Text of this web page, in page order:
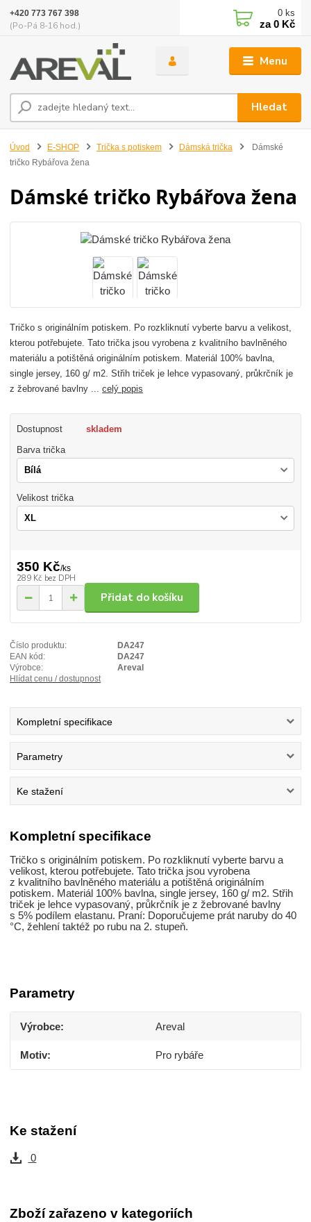
Menu
Hledat
+420 773 767 398
(Po-Pá 8-16 hod.)
0 ks
za0 Kč
Úvod E-SHOP Trička s potiskem Dámská trička
Dámské
tričko Rybářova žena
Dámské tričko Rybářova žena
Tričko s originálním potiskem. Po rozkliknutí vyberte barvu a velikost,
kterou potřebujete. Tato trička jsou vyrobena z kvalitního bavlněného
materiálu a potištěná originálním potiskem. Materiál 100% bavlna,
single jersey, 160 g/ m2. Střih triček je lehce vypasovaný, průkrčník je
z žebrované bavlny ...celý popis
Dostupnost skladem
Barva trička
Velikost trička
350 Kč/ks
289 Kč bez DPH
Přidat do košíku
Číslo produktu:
DA247
EAN kód:
DA247
Výrobce:
Areval
Hlídat cenu / dostupnost
Kompletní specifikace
Parametry
Ke stažení
Kompletní specifikace
Tričko s originálním potiskem. Po rozkliknutí vyberte barvu a
velikost, kterou potřebujete. Tato trička jsou vyrobena
z kvalitního bavlněného materiálu a potištěná originálním
potiskem. Materiál 100% bavlna, single jersey, 160 g/ m2. Střih
triček je lehce vypasovaný, průkrčník je z žebrované bavlny
s 5% podílem elastanu. Praní: Doporučujeme prát naruby do 40
°C, žehlení taktéž po rubu na 2. stupeň.
Parametry
Výrobce Areval
Motiv Pro rybáře
Ke stažení
0
Zboží zařazeno v kategoriích